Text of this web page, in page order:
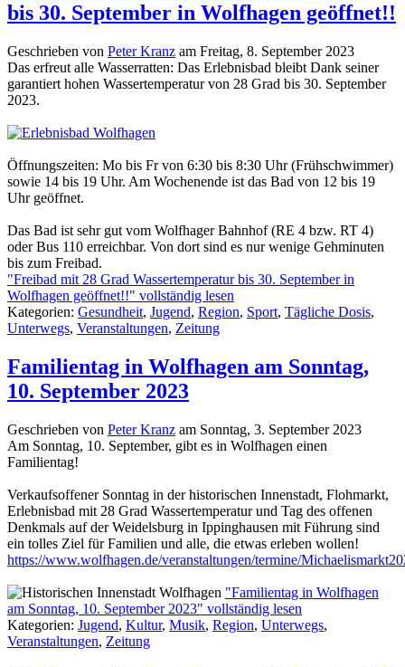
bis 30. September in Wolfhagen geöffnet!!
Geschrieben von Peter Kranz am Freitag, 8. September 2023
Das erfreut alle Wasserratten: Das Erlebnisbad bleibt Dank seiner
garantiert hohen Wassertemperatur von 28 Grad bis 30. September
2023.
Öffnungszeiten: Mo bis Fr von 6:30 bis 8:30 Uhr (Frühschwimmer)
sowie 14 bis 19 Uhr. Am Wochenende ist das Bad von 12 bis 19
Uhr geöffnet.
Das Bad ist sehr gut vom Wolfhager Bahnhof (RE 4 bzw. RT 4)
oder Bus 110 erreichbar. Von dort sind es nur wenige Gehminuten
bis zum Freibad.
"Freibad mit 28 Grad Wassertemperatur bis 30. September in
Wolfhagen geöffnet!!" vollständig lesen
Kategorien: Gesundheit, Jugend, Region, Sport, Tägliche Dosis,
Unterwegs, Veranstaltungen, Zeitung
Familientag in Wolfhagen am Sonntag,
10. September 2023
Geschrieben von Peter Kranz am Sonntag, 3. September 2023
Am Sonntag, 10. September, gibt es in Wolfhagen einen
Familientag!
Verkaufsoffener Sonntag in der historischen Innenstadt, Flohmarkt,
Erlebnisbad mit 28 Grad Wassertemperatur und Tag des offenen
Denkmals auf der Weidelsburg in Ippinghausen mit Führung sind
ein tolles Ziel für Familien und alle, die etwas erleben wollen!
https://www.wolfhagen.de/veranstaltungen/termine/
"Familientag in Wolfhagen
am Sonntag, 10. September 2023" vollständig lesen
Kategorien: Jugend, Kultur, Musik, Region, Unterwegs,
Veranstaltungen, Zeitung